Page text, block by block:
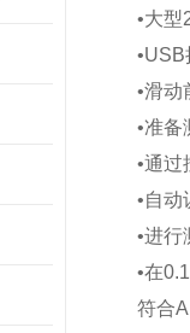
•大
•滑动
•准备
•通过
•自动
•进行
•在
符合